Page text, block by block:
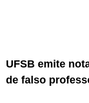
UFSB emite
de falso